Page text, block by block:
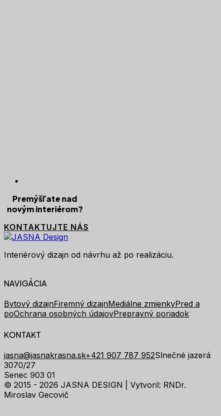
Premýšľate nad
novým interiérom?
KONTAKTUJTE NÁS
Interiérový dizajn od návrhu až po realizáciu.
NAVIGÁCIA
Bytový dizajnFiremný dizajnMediálne zmienkyPred a
poOchrana osobných údajovPrepravný poriadok
KONTAKT
jasna@jasnakrasna.sk+421 907 787 952Slnečné jazerá
3070/27
Senec 903 01
© 2015 - 2026 JASNA DESIGN | Vytvoril: RNDr.
Miroslav Gecovič